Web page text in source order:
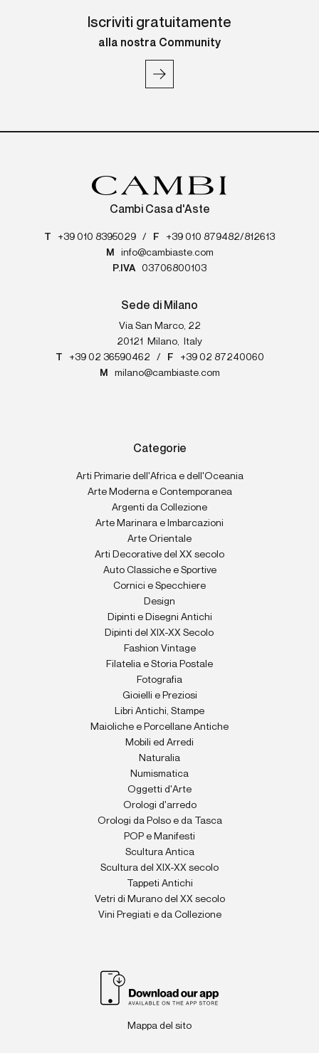
Iscriviti gratuitamente
alla nostra Community
Cambi Casa d'Aste
T +39 010 8395029 / F
+39 010 879482/812613
M
info@cambiaste.com
P.IVA
03706800103
Sede di Milano
Via San Marco, 22
20121
Milano
Italy
T
+39 02 36590462 / F
+39 02 87240060
M
milano@cambiaste.com
Categorie
Arti Primarie dell'Africa e dell'Oceania
Arte Moderna e Contemporanea
Argenti da Collezione
Arte Marinara e Imbarcazioni
Arte Orientale
Arti Decorative del XX secolo
Auto Classiche e Sportive
Cornici e Specchiere
Design
Dipinti e Disegni Antichi
Dipinti del XIX-XX Secolo
Fashion Vintage
Filatelia e Storia Postale
Fotografia
Gioielli e Preziosi
Libri Antichi, Stampe
Maioliche e Porcellane Antiche
Mobili ed Arredi
Naturalia
Numismatica
Oggetti d'Arte
Orologi d'arredo
Orologi da Polso e da Tasca
POP e Manifesti
Scultura Antica
Scultura del XIX-XX secolo
Tappeti Antichi
Vetri di Murano del XX secolo
Vini Pregiati e da Collezione
Mappa del sito